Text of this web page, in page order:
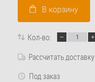
В корзину
Кол-во:
Рассчитать доставку
Под заказ